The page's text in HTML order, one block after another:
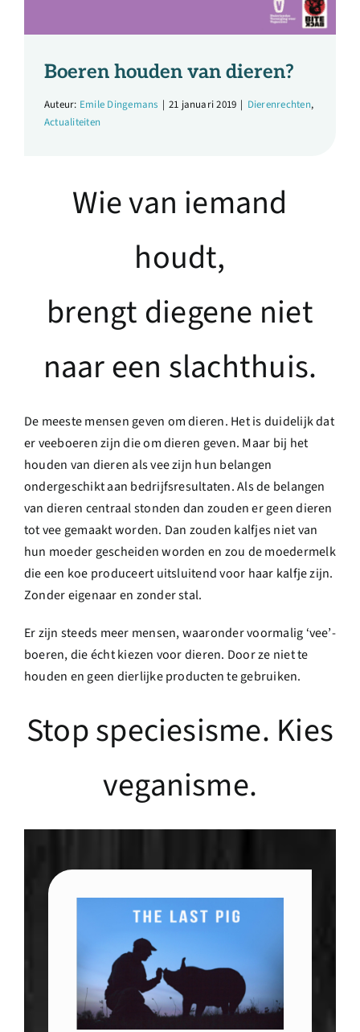
Ondernemer
Contact
Boeren houden van dieren?
Auteur: Emile Dingemans | 21 januari 2019 | Dierenrechten,
Actualiteiten
Wie van iemand
houdt,
brengt diegene niet
naar een slachthuis.
De meeste mensen geven om dieren. Het is duidelijk dat
er veeboeren zijn die om dieren geven. Maar bij het
houden van dieren als vee zijn hun belangen
ondergeschikt aan bedrijfsresultaten. Als de belangen
van dieren centraal stonden dan zouden er geen dieren
tot vee gemaakt worden. Dan zouden kalfjes niet van
hun moeder gescheiden worden en zou de moedermelk
die een koe produceert uitsluitend voor haar kalfje zijn.
Zonder eigenaar en zonder stal.
Er zijn steeds meer mensen, waaronder voormalig ‘vee’-
boeren, die écht kiezen voor dieren. Door ze niet te
houden en geen dierlijke producten te gebruiken.
Stop speciesisme. Kies
veganisme.